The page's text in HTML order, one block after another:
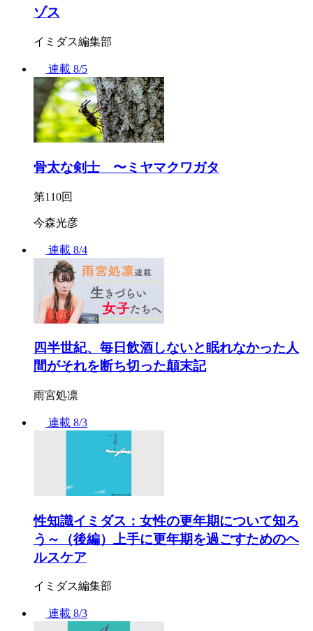
ゾス
イミダス編集部
連載 8/5
骨太な剣士 〜ミヤマクワガタ
第110回
今森光彦
連載 8/4
四半世紀、毎日飲酒しないと眠れなかった人
間がそれを断ち切った顛末記
雨宮処凛
連載 8/3
性知識イミダス：女性の更年期について知ろ
う～（後編）上手に更年期を過ごすためのヘ
ルスケア
イミダス編集部
連載 8/3